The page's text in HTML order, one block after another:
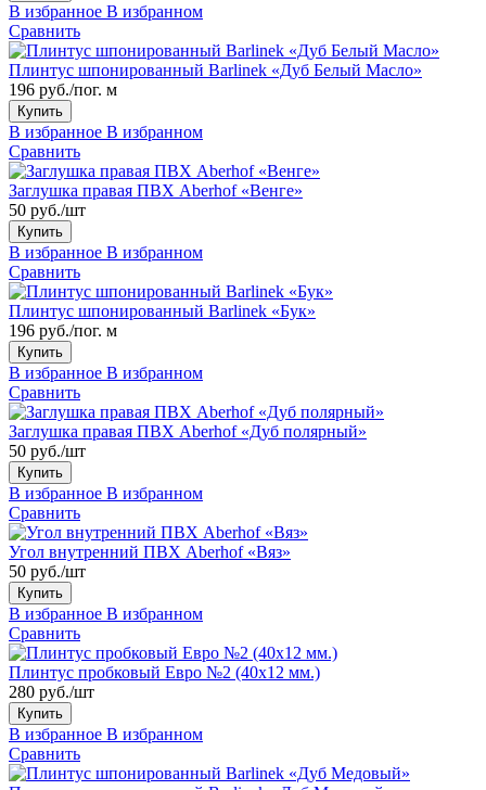
В избранное В избранном
Сравнить
Плинтус шпонированный Barlinek «Дуб Белый Масло»
196 руб./пог. м
Купить
В избранное В избранном
Сравнить
Заглушка правая ПВХ Aberhof «Венге»
50 руб./шт
Купить
В избранное В избранном
Сравнить
Плинтус шпонированный Barlinek «Бук»
196 руб./пог. м
Купить
В избранное В избранном
Сравнить
Заглушка правая ПВХ Aberhof «Дуб полярный»
50 руб./шт
Купить
В избранное В избранном
Сравнить
Угол внутренний ПВХ Aberhof «Вяз»
50 руб./шт
Купить
В избранное В избранном
Сравнить
Плинтус пробковый Евро №2 (40x12 мм.)
280 руб./шт
Купить
В избранное В избранном
Сравнить